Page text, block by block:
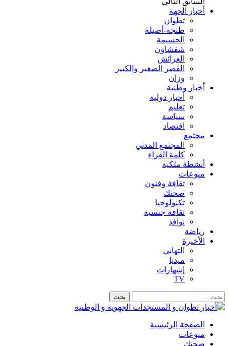
أخبار الجهة
تطوان
طنجة-أصيلة
الحسيمة
شفشاون
العرائش
القصر الصغير والكبير
وزان
أخبار وطنية
أخبار دولية
تعليم
سياسة
اقتصاد
مجتمع
المجتمع المدني
كلمة القراء
أنشطة ملكية
منوعات
ثقافة وفنون
صحتك
تكنولوجيا
ثقافة جنسية
نوافذ
رياضة
الأخيرة
التهاني
ميديا
إشهارات
TV
الصفحة الرئيسية
منوعات
صحتك